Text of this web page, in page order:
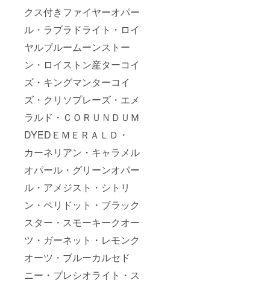
クス付きファイヤーオパー
ル・ラブラドライト・ロイ
ヤルブルームーンストー
ン・ロイストン産ターコイ
ズ・キングマンターコイ
ズ・クリソプレーズ・エメ
ラルド・ＣＯＲＵＮＤＵＭ
DYEDＥＭＥＲＡＬＤ・
カーネリアン・キャラメル
オパール・グリーンオパー
ル・アメジスト・シトリ
ン・ペリドット・ブラック
スター・スモーキークオー
ツ・ガーネット・レモンク
オーツ・ブルーカルセド
ニー・プレシオライト・ス